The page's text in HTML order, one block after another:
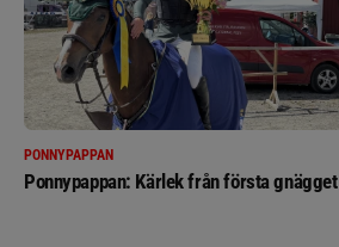
PONNYPAPPAN
Ponnypappan: Kärlek från första gnägget